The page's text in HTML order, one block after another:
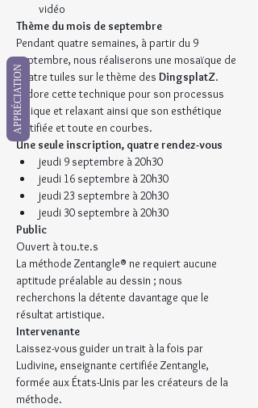
vidéo
Thème du mois de septembre
Pendant quatre semaines, à partir du 9
septembre, nous réaliserons une mosaïque de
quatre tuiles sur le thème des DingsplatZ.
J'adore cette technique pour son processus
ludique et relaxant ainsi que son esthétique
fortifiée et toute en courbes.
Une seule inscription, quatre rendez-vous
jeudi 9 septembre à 20h30
jeudi 16 septembre à 20h30
jeudi 23 septembre à 20h30
jeudi 30 septembre à 20h30
Public
Ouvert à tou.te.s
La méthode Zentangle® ne requiert aucune
aptitude préalable au dessin ; nous
recherchons la détente davantage que le
résultat artistique.
Intervenante
Laissez-vous guider un trait à la fois par
Ludivine, enseignante certifiée Zentangle,
formée aux États-Unis par les créateurs de la
méthode.
APPRÉCIATION